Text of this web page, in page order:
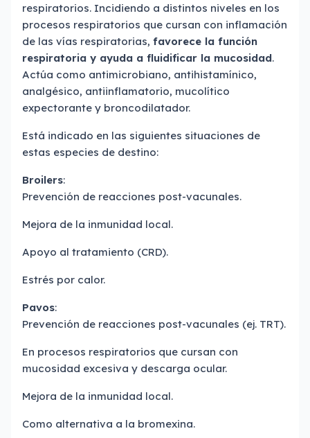
respiratorios. Incidiendo a distintos niveles en los
procesos respiratorios que cursan con inflamación
de las vías respiratorias, favorece la función
respiratoria y ayuda a fluidificar la mucosidad.
Actúa como antimicrobiano, antihistamínico,
analgésico, antiinflamatorio, mucolítico
expectorante y broncodilatador.
Está indicado en las siguientes situaciones de
estas especies de destino:
Broilers:
Prevención de reacciones post-vacunales.
Mejora de la inmunidad local.
Apoyo al tratamiento (CRD).
Estrés por calor.
Pavos:
Prevención de reacciones post-vacunales (ej. TRT).
En procesos respiratorios que cursan con
mucosidad excesiva y descarga ocular.
Mejora de la inmunidad local.
Como alternativa a la bromexina.